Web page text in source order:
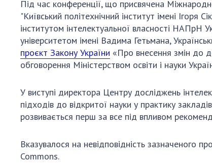
Під час конференції, що присвячена
"Київський політехнічний інститут імені Ігоря
інститутом інтелектуальної власності НАПрН
університетом імені Вадима Гетьмана,
проєкт Закону України «Про внесення змін до
обговорення Міністерством освіти і науки
У виступі директора Центру досліджень
підходів до відкритої науки у практику
розвивається перш за все під впливом
Вказувалося на невідповідність зазначеного
Commons.